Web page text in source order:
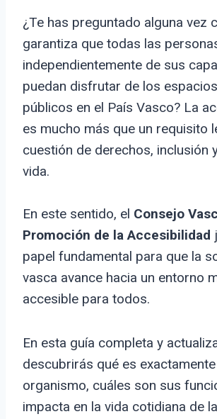
¿Te has preguntado alguna vez
garantiza que todas las
independientemente de sus
puedan disfrutar de los
públicos en el País Vasco? La
es mucho más que un requisito
cuestión de derechos, inclusión
vida.
En este sentido, el Consejo
Promoción de la Accesibilidad
papel fundamental para que la
vasca avance hacia un entorno
accesible para todos.
En esta guía completa y
descubrirás qué es
organismo, cuáles son sus
impacta en la vida cotidiana de